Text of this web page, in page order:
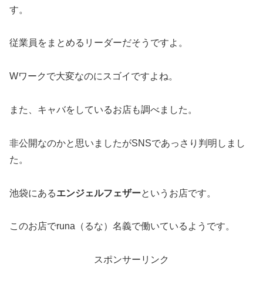
す。
従業員をまとめるリーダーだそうですよ。
Wワークで大変なのにスゴイですよね。
また、キャバをしているお店も調べました。
非公開なのかと思いましたがSNSであっさり判明しまし
た。
池袋にあるエンジェルフェザーというお店です。
このお店でruna（るな）名義で働いているようです。
スポンサーリンク